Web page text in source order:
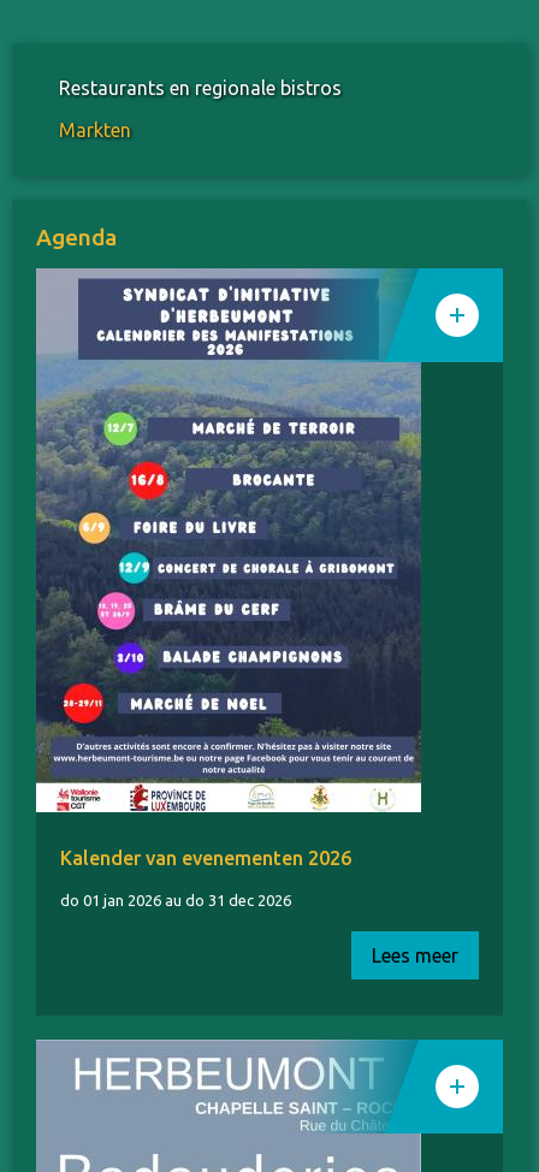
Restaurants en regionale bistros
Markten
Agenda
Kalender van evenementen 2026
do 01 jan 2026 au do 31 dec 2026
Lees meer